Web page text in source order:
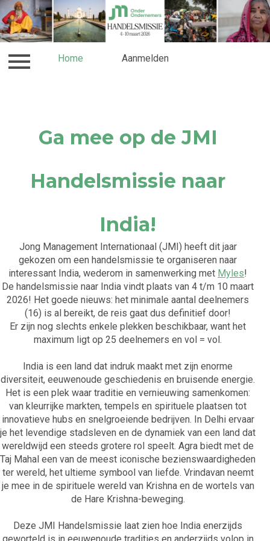
Reissom & Voorwaarden
Contact Home Aanmelden
Ga mee op de JMI
Handelsmissie naar
India!
Jong Management Internationaal (JMI) heeft dit jaar
gekozen om een handelsmissie te organiseren naar
interessant India, wederom in samenwerking met Myles!
De handelsmissie naar India vindt plaats van 4 t/m 10 maart
2026! Het goede nieuws: het minimale aantal deelnemers
(16) is al bereikt, de reis gaat dus definitief door!
Er zijn nog slechts enkele plekken beschikbaar, want het
maximum ligt op 25 deelnemers en vol = vol.
India is een land dat indruk maakt met zijn enorme
diversiteit, eeuwenoude geschiedenis en bruisende energie.
Het is een plek waar traditie en vernieuwing samenkomen:
van kleurrijke markten, tempels en spirituele plaatsen tot
innovatieve hubs en snelgroeiende bedrijven. In Delhi ervaar
je het levendige stadsleven en de dynamiek van een land dat
wereldwijd een steeds grotere rol speelt. Agra biedt met de
Taj Mahal een van de meest iconische bezienswaardigheden
ter wereld, het ultieme symbool van liefde. Vrindavan neemt
je mee in de spirituele wereld van Krishna en de wortels van
de Hare Krishna-beweging.
Deze JMI Handelsmissie laat zien hoe India enerzijds